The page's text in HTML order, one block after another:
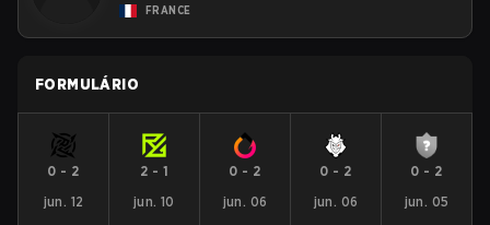
FRANCE
FORMULÁRIO
0 - 2
jun. 12
2 - 1
jun. 10
0 - 2
jun. 06
0 - 2
jun. 06
0 - 2
jun. 05